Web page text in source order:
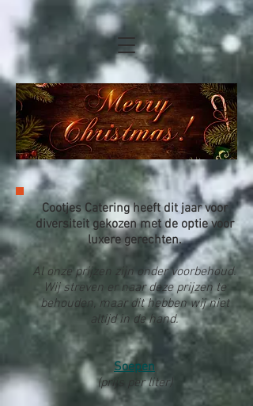
Cootjes Catering heeft dit jaar voor
diversiteit gekozen met de optie voor
luxere gerechten.
Al onze prijzen zijn onder voorbehoud.
Wij streven er naar deze prijzen te
behouden, maar dit hebben wij niet
altijd in de hand.
Soepen
(prijs per liter)